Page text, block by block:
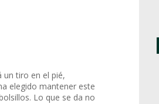
un tiro en el pié,
elegido mantener este
Lo que se da no